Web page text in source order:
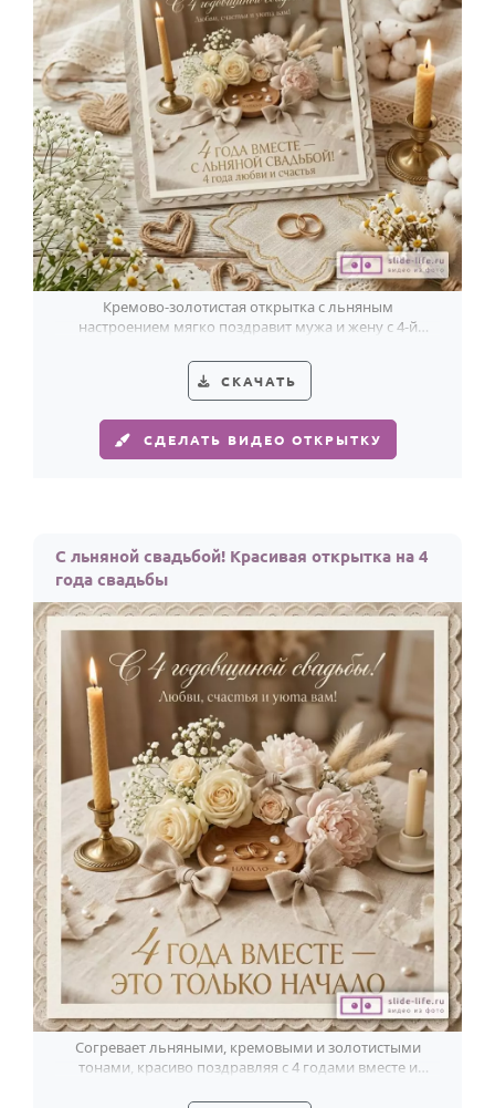
Кремово-золотистая открытка с льняным
настроением мягко поздравит мужа и жену с 4-й
СКАЧАТЬ
СДЕЛАТЬ ВИДЕО ОТКРЫТКУ
С льняной свадьбой! Красивая открытка на 4
года свадьбы
Согревает льняными, кремовыми и золотистыми
тонами, красиво поздравляя с 4 годами вместе и